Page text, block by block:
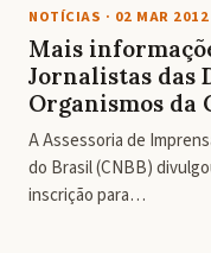
NOTÍCIAS · 02 MAR 2012
Mais
Jornalistas das
Organismos da
A Assessoria de
do Brasil (CNBB)
inscrição para…